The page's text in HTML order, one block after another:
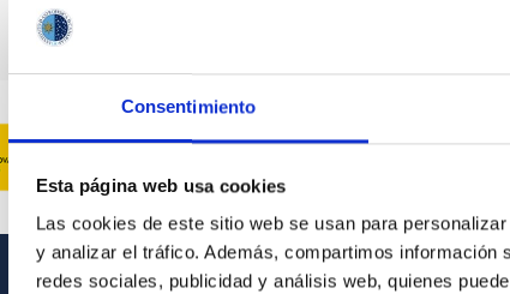
Consentimiento
Esta página web usa cookies
Las cookies de este sitio web se usan para
y analizar el tráfico. Además, compartimos
redes sociales, publicidad y análisis web, quienes